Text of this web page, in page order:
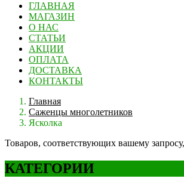
ГЛАВНАЯ
МАГАЗИН
О НАС
СТАТЬИ
АКЦИИ
ОПЛАТА
ДОСТАВКА
КОНТАКТЫ
Главная
Саженцы многолетников
Ясколка
Товаров, соответствующих вашему
КАТЕГОРИИ